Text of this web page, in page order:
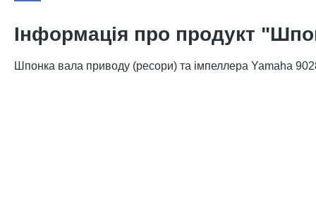
Інформація про продукт
Шпонка вала приводу (ресори) та імпеллера Yamaha